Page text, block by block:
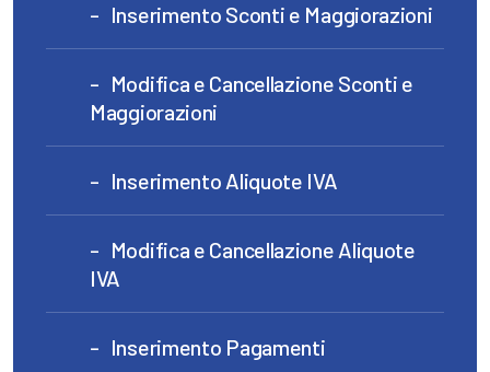
Inserimento Sconti e Maggiorazioni
Modifica e Cancellazione Sconti e
Maggiorazioni
Inserimento Aliquote IVA
Modifica e Cancellazione Aliquote
IVA
Inserimento Pagamenti